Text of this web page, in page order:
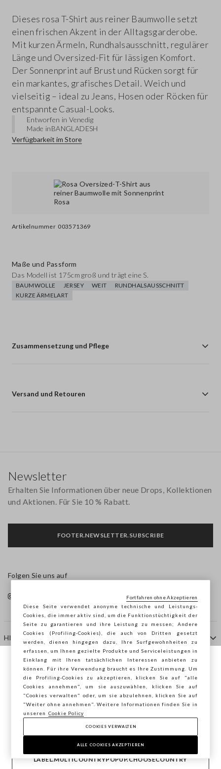
Artikelnummer 003571369
Dieses rosa T-Shirt aus reiner Baumwolle setzt
einen frischen Akzent in der Alltagsgarderobe.
Mit kurzen Ärmeln, Rundhalsausschnitt, regulärer
Länge und Oversized-Fit für lässigen Komfort.
Der Sonnenprint auf Brust und Rücken sorgt für
ein markantes, grafisches Detail. Weich und
vielseitig – ideal zu Jeans, Hosen oder Röcken für
entspannte Casual-Looks.
Entworfen in Venedig
Made inBANGLADESH
Verfügbarkeit im Store
Maße und Passform
Das Modell ist 175cm groß und trägt eine S.
BAUMWOLLE JERSEY WEIT
RUNDHALSAUSSCHNITT
KURZE ÄRMELART
Zusammensetzung und Pflege
Versand und Retouren
HILFE
AGENTUR
KONTAKTE
Newsletter
Erhalten Sie Informationen über neue Drops, Kollektionen
und Aktionen. Für Sie 10 % Rabatt.
FOOTER.NEWSLETTER.SUBSCRIBE
Folgen Sie uns auf
Copyright © Ovs S.p.A. MwSt.-Nr. 04240010274 - Kap.
Kap. 290.923.470 -2.4.0
Sie surfen auf der Seite von STEFANEL
Österreich, möchten Sie Ihren Standort
speichern?
BESTÄTIGEN
LABEL.MULTICOUNTRYPOPUP.CHOOSECOUNTRY
footer.item.country Österreich
Diese Seite verwendet anonyme technische und Leistungs-
Cookies, die immer aktiv sind, um die Funktionstüchtigkeit der
Seite zu garantieren und ihre Leistung zu messen; Andere
Cookies (Profiling-Cookies), die auch von Dritten gesetzt
werden, dienen hingegen dazu, Ihre Surfgewohnheiten zu
erfassen, um Ihnen gezielte Produkte und Serviceleistungen in
Einklang mit Ihren tatsächlichen Interessen anbieten zu
können. Für ihre Verwendung braucht es Ihre Zustimmung. Um
die Profiling-Cookies zu akzeptieren, klicken Sie auf "alle
Cookies annehmen", um sie auszuwählen, klicken Sie auf
"Cookies verwalten" oder, um sie abzulehnen, klicken Sie auf
"Weiter ohne annehmen". Weitere Informationen finden Sie in
unseren
Cookie Policy
COOKIES VERWALTEN
ALLE COOKIES AKZEPTIEREN
Fortfahren ohne Akzeptieren